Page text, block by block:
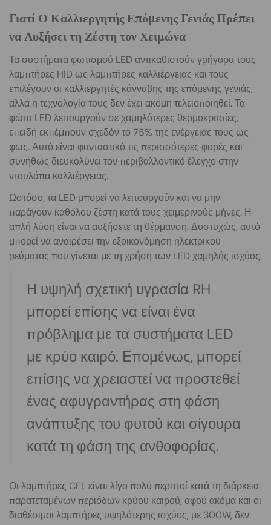
Γιατί Ο Καλλιεργητής Επόμενης Γενιάς Πρέπει
να Αυξήσει τη Ζέστη τον Χειμώνα
Τα συστήματα φωτισμού LED αντικαθιστούν γρήγορα τους
λαμπτήρες HID ως λαμπτήρες καλλιέργειας και τους
επιλέγουν οι καλλιεργητές κάνναβης της επόμενης γενιάς,
αλλά η τεχνολογία τους δεν έχει ακόμη τελειοποιηθεί. Τα
φώτα LED λειτουργούν σε χαμηλότερες θερμοκρασίες,
επειδή εκπέμπουν σχεδόν το 75% της ενέργειάς τους ως
φως. Αυτό είναι φανταστικό τις περισσότερες φορές και
συνήθως διευκολύνει τον περιβαλλοντικό έλεγχο στην
ντουλάπα καλλιέργειας.
Ωστόσο, τα LED μπορεί να λειτουργούν και να μην
παράγουν καθόλου ζέστη κατά τους χειμερινούς μήνες. Η
απλή λύση είναι να αυξήσετε τη θέρμανση. Δυστυχώς, αυτό
μπορεί να αναιρέσει την εξοικονόμηση ηλεκτρικού
ρεύματος που γίνεται με τη χρήση των LED χαμηλής ισχύος.
Η υψηλή σχετική υγρασία RH
μπορεί επίσης να είναι ένα
πρόβλημα με τα συστήματα LED
με κρύο καιρό. Επομένως, μπορεί
επίσης να χρειαστεί να προστεθεί
ένας αφυγραντήρας στη φάση
ανάπτυξης του φυτού και σίγουρα
κατά τη φάση της ανθοφορίας.
Οι λαμπτήρες CFL είναι λίγο πολύ περιττοί κατά τη διάρκεια
παρατεταμένων περιόδων κρύου καιρού, αφού ακόμα και οι
διαθέσιμοι λαμπτήρες υψηλότερης ισχύος, με 300W, δεν